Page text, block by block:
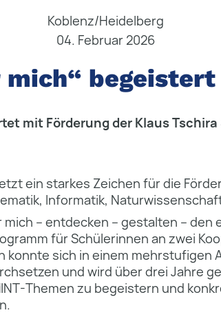
Koblenz/Heidelberg
04. Februar 2026
mich“ begeistert
mit Förderung der Klaus
ein starkes Zeichen für die
Informatik,
mich – entdecken – gestalten – den
für Schülerinnen an zwei
konnte sich in einem mehrstufigen
und wird über drei Jahre
Themen zu begeistern und